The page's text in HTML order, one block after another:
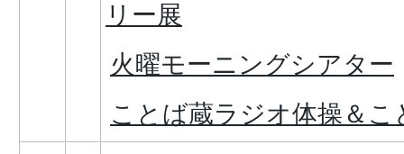
リー展
火曜モーニングシアター
ことば蔵ラジオ体操＆こ